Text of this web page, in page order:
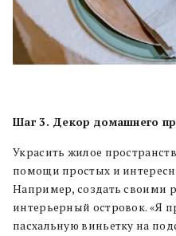
Шаг 3. Декор домашнего
Украсить жилое
помощи простых и
Например, создать своими
интерьерный островок. «Я
пасхальную виньетку на